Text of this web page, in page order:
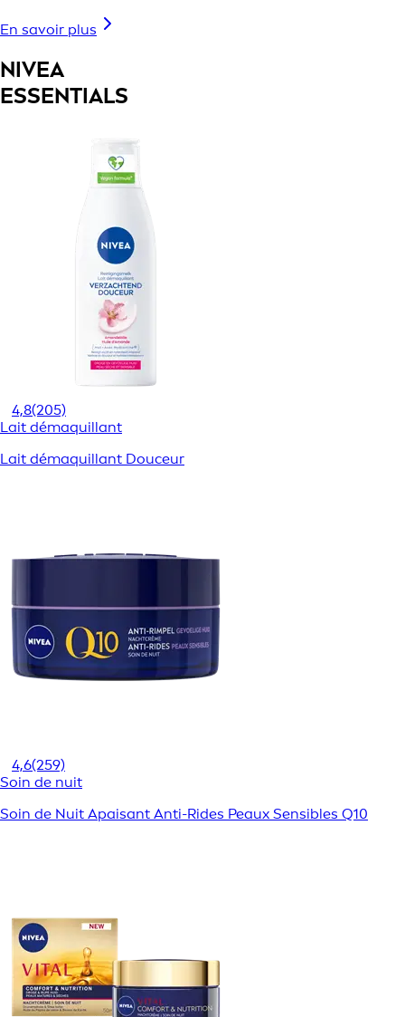
En savoir plus
NIVEA
ESSENTIALS
4,8(205)
Lait démaquillant
Lait démaquillant Douceur
4,6(259)
Soin de nuit
Soin de Nuit Apaisant Anti-Rides Peaux Sensibles Q10